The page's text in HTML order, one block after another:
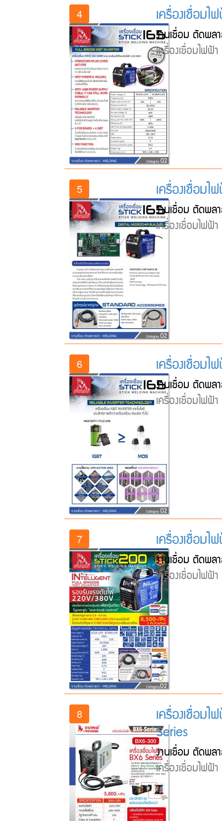
4 เครื่องเชื่อม
งานเชื่อม ตัดพล
เครื่องเชื่อมไฟฟ้
5 เครื่องเชื่อม
งานเชื่อม ตัดพล
เครื่องเชื่อมไฟฟ้
6 เครื่องเชื่อม
งานเชื่อม ตัดพล
เครื่องเชื่อมไฟฟ้
7 เครื่องเชื่อม
งานเชื่อม ตัดพล
เครื่องเชื่อมไฟฟ้
8 เครื่องเชื่อม
Series
งานเชื่อม ตัดพล
เครื่องเชื่อมไฟฟ้